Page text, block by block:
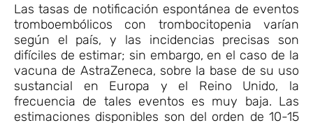
Las tasas de notificación espontánea de eventos
tromboembólicos con trombocitopenia varían
según el país, y las incidencias precisas son
difíciles de estimar; sin embargo, en el caso de la
vacuna de AstraZeneca, sobre la base de su uso
sustancial en Europa y el Reino Unido, la
frecuencia de tales eventos es muy baja. Las
estimaciones disponibles son del orden de 10-15